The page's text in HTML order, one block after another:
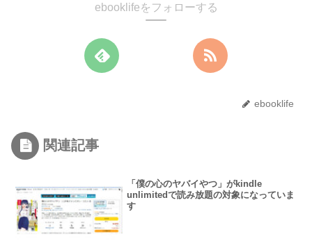
ebooklifeをフォローする
ebooklife
関連記事
「僕の心のヤバイやつ」がkindle
unlimitedで読み放題の対象になっていま
す